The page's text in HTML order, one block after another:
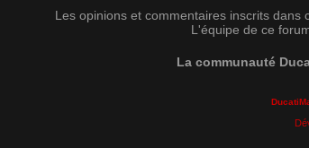
Les opinions et commentaires inscrits dans
L'équipe de ce
La communauté